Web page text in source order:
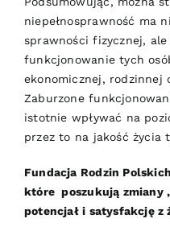
niepełnosprawność ma
sprawności fizycznej, ale
funkcjonowanie tych
ekonomicznej, rodzinnej
Zaburzone
istotnie wpływać na
przez to na jakość życia
Fundacja Rodzin
które poszukują zmiany
potencjał i satysfakcję z